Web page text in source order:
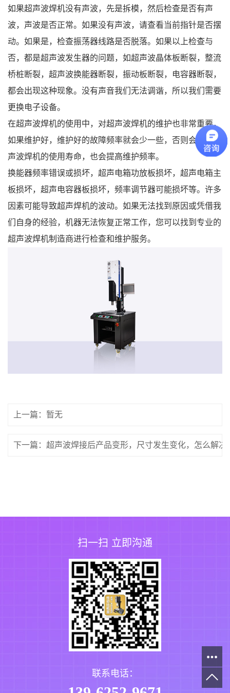
如果超声波焊机没有声波，先是拆模，然后检查是否有声
波，声波是否正常。如果没有声波，请查看当前指针是否摆
动。如果是，检查振荡器线路是否脱落。如果以上检查与
否，都是超声波发生器的问题，如超声波晶体板断裂，整流
桥桩断裂，超声波换能器断裂，振动板断裂，电容器断裂，
都会出现这种现象。没有声音我们无法调谐，所以我们需要
更换电子设备。
在超声波焊机的使用中，对超声波焊机的维护也非常重要，
如果维护好，维护好的故障频率就会少一些，否则会影响超
声波焊机的使用寿命，也会提高维护频率。
换能器频率错误或损坏，超声电箱功放板损坏，超声电箱主
板损坏，超声电容器板损坏，频率调节器可能损坏等。许多
因素可能导致超声焊机的波动。如果无法找到原因或凭借我
们自身的经验，机器无法恢复正常工作，您可以找到专业的
超声波焊机制造商进行检查和维护服务。
上一篇：暂无
下一篇：超声波焊接后产品变形，尺寸发生变化，怎么解决
扫一扫 立即沟通
联系电话：